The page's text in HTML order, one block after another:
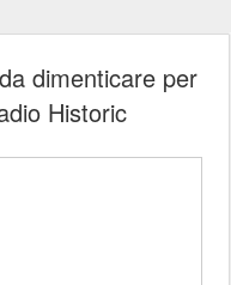
dimenticare per
Historic